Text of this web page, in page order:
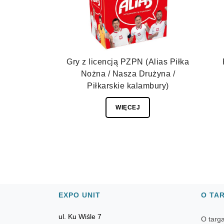
Gry z licencją PZPN (Alias Piłka
Nożna / Nasza Drużyna /
Piłkarskie kalambury)
WIĘCEJ
EXPO UNIT
ul. Ku Wiśle 7
O
O